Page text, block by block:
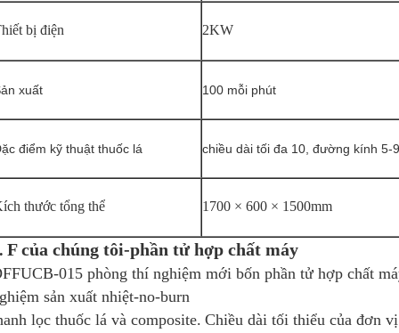
bị điện 2KW
xuất 100 mỗi phút
điểm kỹ thuật thuốc lá chiều dài tối đa 10, đường kính 5-9
thước tổng thể 1700 × 600 × 1500mm
Fcủa chúng tôi-phần tử hợp chất máy
015 phòng thí nghiệm mới bốn phần tử hợp chất
sản xuất nhiệt-no-burn
lọc thuốc lá và composite. Chiều dài tối thiểu của đơn